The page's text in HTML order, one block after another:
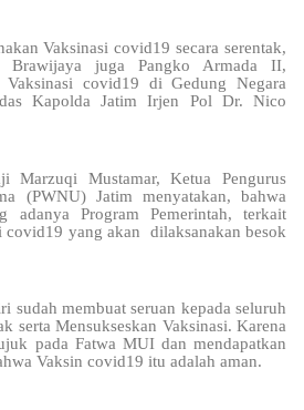
Vaksinasi covid19 secara serentak,
Brawijaya juga Pangko Armada II,
Vaksinasi covid19 di Gedung Negara
Kapolda Jatim Irjen Pol Dr. Nico
Marzuqi Mustamar, Ketua Pengurus
(PWNU) Jatim menyatakan, bahwa
adanya Program Pemerintah, terkait
covid19 yang akan dilaksanakan besok
sudah membuat seruan kepada seluruh
serta Mensukseskan Vaksinasi. Karena
pada Fatwa MUI dan mendapatkan
Vaksin covid19 itu adalah aman.